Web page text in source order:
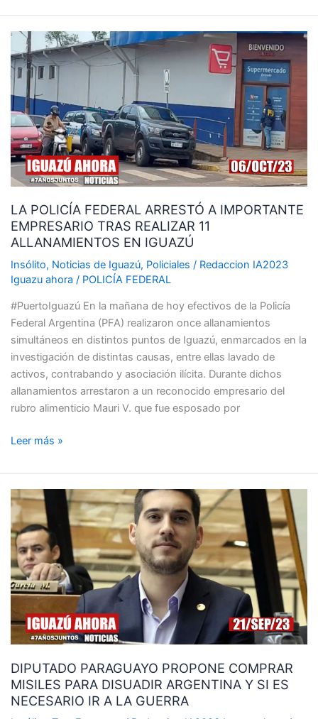
LA POLICÍA FEDERAL ARRESTÓ A IMPORTANTE
EMPRESARIO TRAS REALIZAR 11
ALLANAMIENTOS EN IGUAZÚ
Insólito, Noticias de Iguazú, Policiales / Redaccion IA2023
Iguazu ahora / POLICÍA FEDERAL
#PuertoIguazú En la mañana de hoy efectivos de la Policía
Federal Argentina (PFA) realizaron once allanamientos
simultáneos en distintos puntos de Iguazú, enmarcados en la
investigación de distintas causas, entre ellas lavado de
activos, contrabando y asociación ilícita. Durante dichos
allanamientos arrestaron a un reconocido empresario del
rubro alimenticio Mauri V. que fue esposado por
LA
POLICÍA
FEDERAL
ARRESTÓ
A
IMPORTANTE
EMPRESARIO
TRAS
REALIZAR
ALLANAMIENTOS
EN
IGUAZÚ
Leer más »
DIPUTADO PARAGUAYO PROPONE COMPRAR
MISILES PARA DISUADIR ARGENTINA Y SI ES
NECESARIO IR A LA GUERRA
DIPUTADO
PARAGUAYO
PROPONE
COMPRAR
MISILES
PARA
DISUADIR
ARGENTINA
Y
ES
NECESARIO
IR